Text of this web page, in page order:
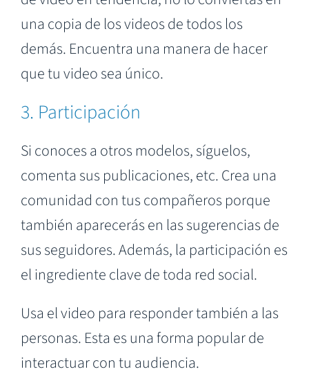
una copia de los videos de todos los
demás. Encuentra una manera de hacer
que tu video sea único.
3. Participación
Si conoces a otros modelos, síguelos,
comenta sus publicaciones, etc. Crea una
comunidad con tus compañeros porque
también aparecerás en las sugerencias de
sus seguidores. Además, la participación es
el ingrediente clave de toda red social.
Usa el video para responder también a las
personas. Esta es una forma popular de
interactuar con tu audiencia.